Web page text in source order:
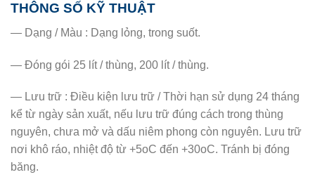
THÔNG SỐ KỸ THUẬT
— Dạng / Màu : Dạng lỏng, trong suốt.
— Đóng gói 25 lít / thùng, 200 lít / thùng.
— Lưu trữ : Điều kiện lưu trữ / Thời hạn sử dụng 24 tháng
kể từ ngày sản xuất, nếu lưu trữ đúng cách trong thùng
nguyên, chưa mở và dấu niêm phong còn nguyên. Lưu trữ
nơi khô ráo, nhiệt độ từ +5oC đến +30oC. Tránh bị đóng
băng.